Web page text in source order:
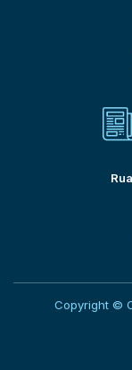
Copyright ©